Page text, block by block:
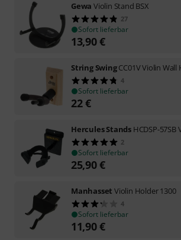
Gewa Violin Stand BSX
27
Sofort lieferbar
13,90€
String SwingCC01V Violin Wall
4
Sofort lieferbar
22€
Hercules Stands HCDSP-
2
Sofort lieferbar
25,90€
Manhasset Violin Holder 1300
4
Sofort lieferbar
11,90€